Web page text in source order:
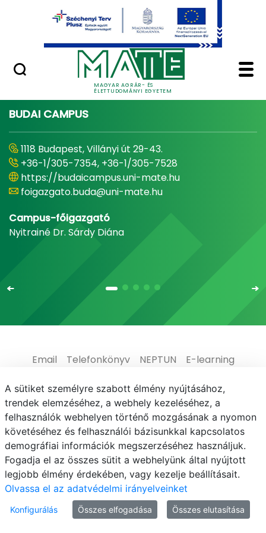
Ugrás a fő tartalomhoz
MAGYAR AGRÁR- ÉS
ÉLETTUDOMÁNYI EGYETEM
Minőségügy
Home - Magyar
BUDAI CAMPUS
1118 Budapest, Villányi út 29-43.
+36-1/305-7354, +36-1/305-7528
https://budaicampus.uni-mate.hu
foigazgato.buda@uni-mate.hu
Campus-főigazgató
Nyitrainé Dr. Sárdy Diána
Email Telefonkönyv NEPTUN
E-learning
Médiaközpont
Informatikai Igazgatóság
Adatvédelem
© MATE 2021
A sütiket személyre szabott élmény nyújtásához,
trendek elemzéséhez, a webhely kezeléséhez, a
felhasználók webhelyen történő mozgásának a nyomon
követéséhez és felhasználói bázisunkkal kapcsolatos
demográfiai információk megszerzéséhez használjuk.
Fogadja el az összes sütit a webhelyünk által nyújtott
legjobb élmény érdekében, vagy kezelje beállításait.
Olvassa el az adatvédelmi irányelveinket
Konfigurálás Összes elfogadása Összes elutasítása